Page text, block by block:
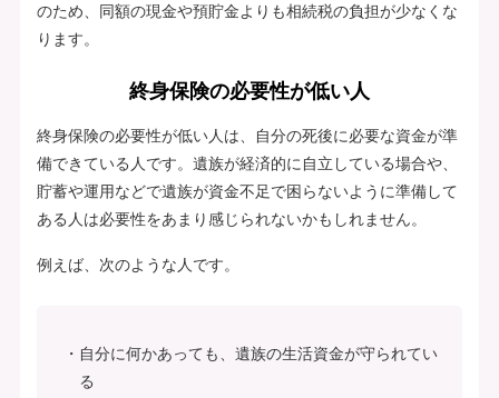
のため、同額の現金や預貯金よりも相続税の負担が少なくな
ります。
終身保険の必要性が低い人
終身保険の必要性が低い人は、自分の死後に必要な資金が準
備できている人です。遺族が経済的に自立している場合や、
貯蓄や運用などで遺族が資金不足で困らないように準備して
ある人は必要性をあまり感じられないかもしれません。
例えば、次のような人です。
自分に何かあっても、遺族の生活資金が守られてい
る